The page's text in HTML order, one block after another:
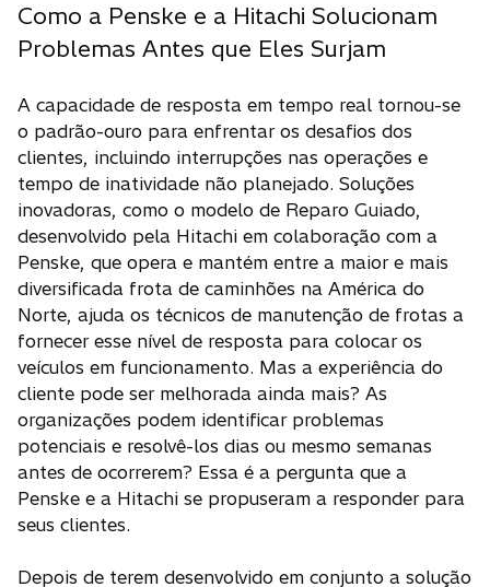
Como a Penske e a Hitachi Solucionam
Problemas Antes que Eles Surjam
A capacidade de resposta em tempo real tornou-se
o padrão-ouro para enfrentar os desafios dos
clientes, incluindo interrupções nas operações e
tempo de inatividade não planejado. Soluções
inovadoras, como o modelo de Reparo Guiado,
desenvolvido pela Hitachi em colaboração com a
Penske, que opera e mantém entre a maior e mais
diversificada frota de caminhões na América do
Norte, ajuda os técnicos de manutenção de frotas a
fornecer esse nível de resposta para colocar os
veículos em funcionamento. Mas a experiência do
cliente pode ser melhorada ainda mais? As
organizações podem identificar problemas
potenciais e resolvê-los dias ou mesmo semanas
antes de ocorrerem? Essa é a pergunta que a
Penske e a Hitachi se propuseram a responder para
seus clientes.
Depois de terem desenvolvido em conjunto a solução